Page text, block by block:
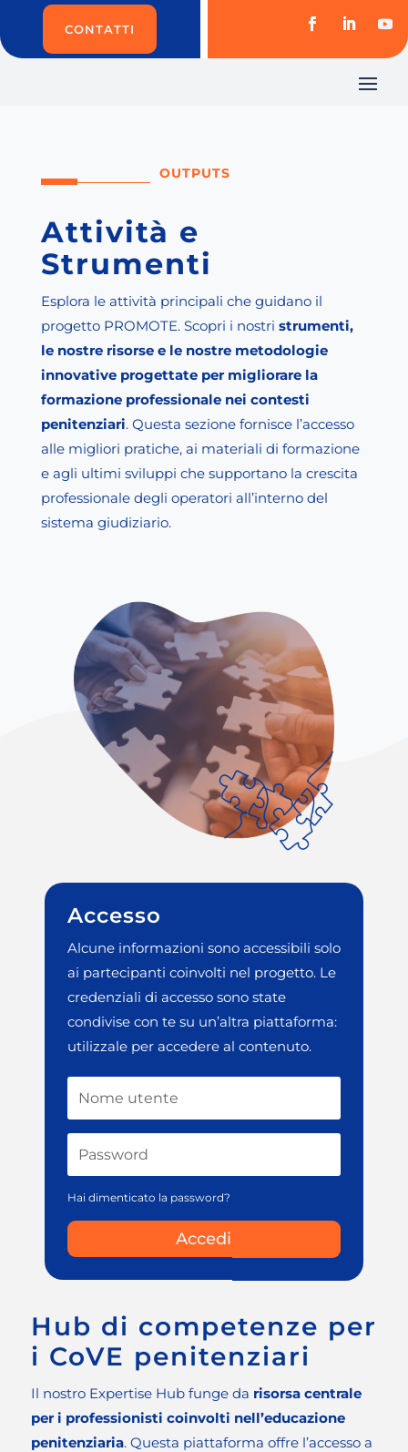
CONTATTI
OUTPUTS
Attività e
Strumenti
Esplora le attività principali che guidano il
progetto PROMOTE. Scopri i nostri strumenti,
le nostre risorse e le nostre metodologie
innovative progettate per migliorare la
formazione professionale nei contesti
penitenziari. Questa sezione fornisce l’accesso
alle migliori pratiche, ai materiali di formazione
e agli ultimi sviluppi che supportano la crescita
professionale degli operatori all’interno del
sistema giudiziario.
Accesso
Alcune informazioni sono accessibili solo
ai partecipanti coinvolti nel progetto. Le
credenziali di accesso sono state
condivise con te su un’altra piattaforma:
utilizzale per accedere al contenuto.
Hai dimenticato la password?
Accedi
Hub di competenze per
i CoVE penitenziari
Il nostro Expertise Hub funge da risorsa centrale
per i professionisti coinvolti nell’educazione
penitenziaria. Questa piattaforma offre l’accesso a